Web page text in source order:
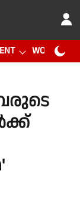
WORLD CUP